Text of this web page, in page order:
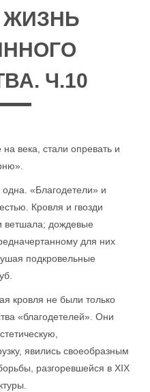
ЖИЗНЬ
Ч.10
века, стали опревать и
«Благодетели» и
Кровля и гвозди
ветшала; дождевые
для них
подкровельные
кровля не были только
«благодетелей». Они
явились своеобразным
разгоревшейся в XIX